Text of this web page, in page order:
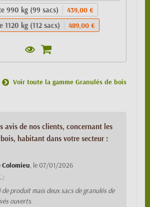
990 kg (99 sacs) 439,00 €
1120 kg (112 sacs) 489,00 €
Voir toute la gamme Granulés de bois
avis de nos clients, concernant les
habitant dans votre secteur :
Colomieu, le07/01/2026
produit mais deux sacs de granulés de
ouverts.